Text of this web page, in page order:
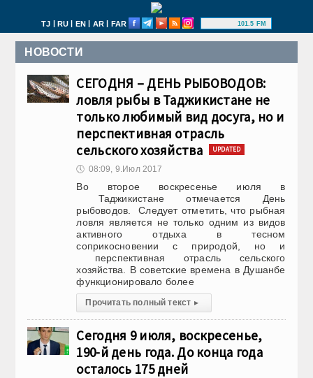
TJ | RU | EN | AR | FAR 101.5 FM
НОВОСТИ
СЕГОДНЯ – ДЕНЬ РЫБОВОДОВ:
ловля рыбы в Таджикистане не
только любимый вид досуга, но и
перспективная отрасль
сельского хозяйства
UPDATED
🕔 08:09, 9.Июл 2017
Во второе воскресенье июля в
Таджикистане отмечается День
рыбоводов. Следует отметить, что рыбная
ловля является не только одним из видов
активного отдыха в тесном
соприкосновении с природой, но и
перспективная отрасль сельского
хозяйства. В советские времена в Душанбе
функционировало более
Прочитать полный текст ▸
Сегодня 9 июля, воскресенье,
190-й день года. До конца года
осталось 175 дней